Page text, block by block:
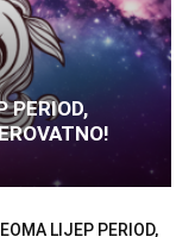
PERIOD,
LIJEP PERIOD,